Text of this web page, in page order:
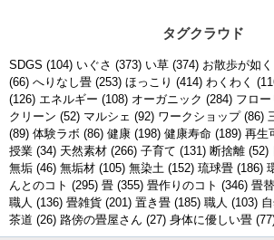
タグクラウド
SDGS (104) いぐさ (373) い草 (374) お散歩が如く
(66) へりなし畳 (253) ほっこり (414) わくわく
(126) エネルギー (108) オーガニック (284) フロ
クリーン (52) マルシェ (92) ワークショップ(86)
(89) 体験ラボ (86) 健康 (198) 健康寿命 (189) 再生
授業 (34) 天然素材 (266) 子育て (131) 断捨離 (52)
無垢 (46) 無垢材 (105) 無染土 (152) 琉球畳 (186)
んとのコト (295) 畳 (355) 畳作りのコト (346) 畳
職人 (136) 畳雑貨 (201) 置き畳 (185) 職人 (103)
茶道 (26) 路傍の畳屋さん (27) 身体に優しい畳